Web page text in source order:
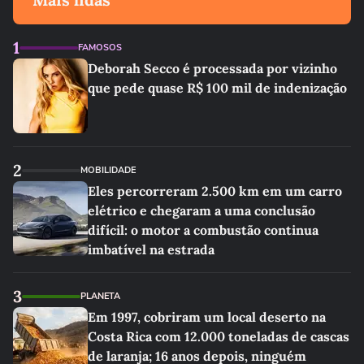
1 FAMOSOS
Deborah Secco é processada por vizinho
que pede quase R$ 100 mil de indenização
2 MOBILIDADE
Eles percorreram 2.500 km em um carro
elétrico e chegaram a uma conclusão
difícil: o motor a combustão continua
imbatível na estrada
3 PLANETA
Em 1997, cobriram um local deserto na
Costa Rica com 12.000 toneladas de cascas
de laranja; 16 anos depois, ninguém